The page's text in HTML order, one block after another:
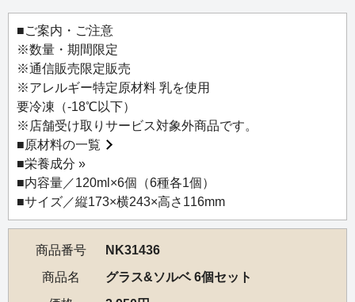
リームに混ぜ合わせ、味わい深く、リッチな口溶けのアイ
スクリームに仕上げました。人気のお茶をしっかりと感じ
るアイスクリームは、ルピシアだからこそ出来たスイー
ツ。
定番6種各1個をセットにした「グラス＆ソルベ 6個セッ
ト」は、北海道・ニセコの工房より全国に直送いたしま
す。
NK7090 グラス＆ソルベ ロイヤルミルクティー ASSAM
NK31425 グラス＆ソルベ 抹茶 八女 おくみどり
NK31223 グラス&ソルベ 「焙じ茶 鬼の焙煎」
NK7093 グラス＆ソルベ 白桃烏龍 極品
NK30685 グラス＆ソルベ アールグレイ
■ご案内・ご注意
※数量・期間限定
※通信販売限定販売
※アレルギー特定原材料 乳を使用
要冷凍（-18℃以下）
※店舗受け取りサービス対象外商品です。
■原材料の一覧
■栄養成分 »
■内容量／120ml×6個（6種各1個）
■サイズ／縦173×横243×高さ116mm
商品番号
NK31436
商品名
グラス&ソルベ 6個セット